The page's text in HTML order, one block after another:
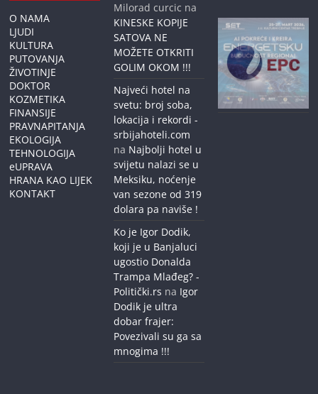
O NAMA
LJUDI
KULTURA
PUTOVANJA
ŽIVOTINJE
DOKTOR
KOZMETIKA
FINANSIJE
PRAVNAPITANJA
EKOLOGIJA
TEHNOLOGIJA
eUPRAVA
HRANA KAO LIJEK
KONTAKT
Milorad curcic na
KINESKE KOPIJE
SATOVA NE
MOŽETE OTKRITI
GOLIM OKOM !!!
Najveći hotel na
svetu: broj soba,
lokacija i rekordi -
srbijahoteli.com
na Najbolji hotel u
svijetu nalazi se u
Meksiku, noćenje
van sezone od 319
dolara pa naviše !
Ko je Igor Dodik,
koji je u Banjaluci
ugostio Donalda
Trampa Mlađeg? -
Politički.rs na Igor
Dodik je ultra
dobar frajer:
Povezivali su ga sa
mnogima !!!